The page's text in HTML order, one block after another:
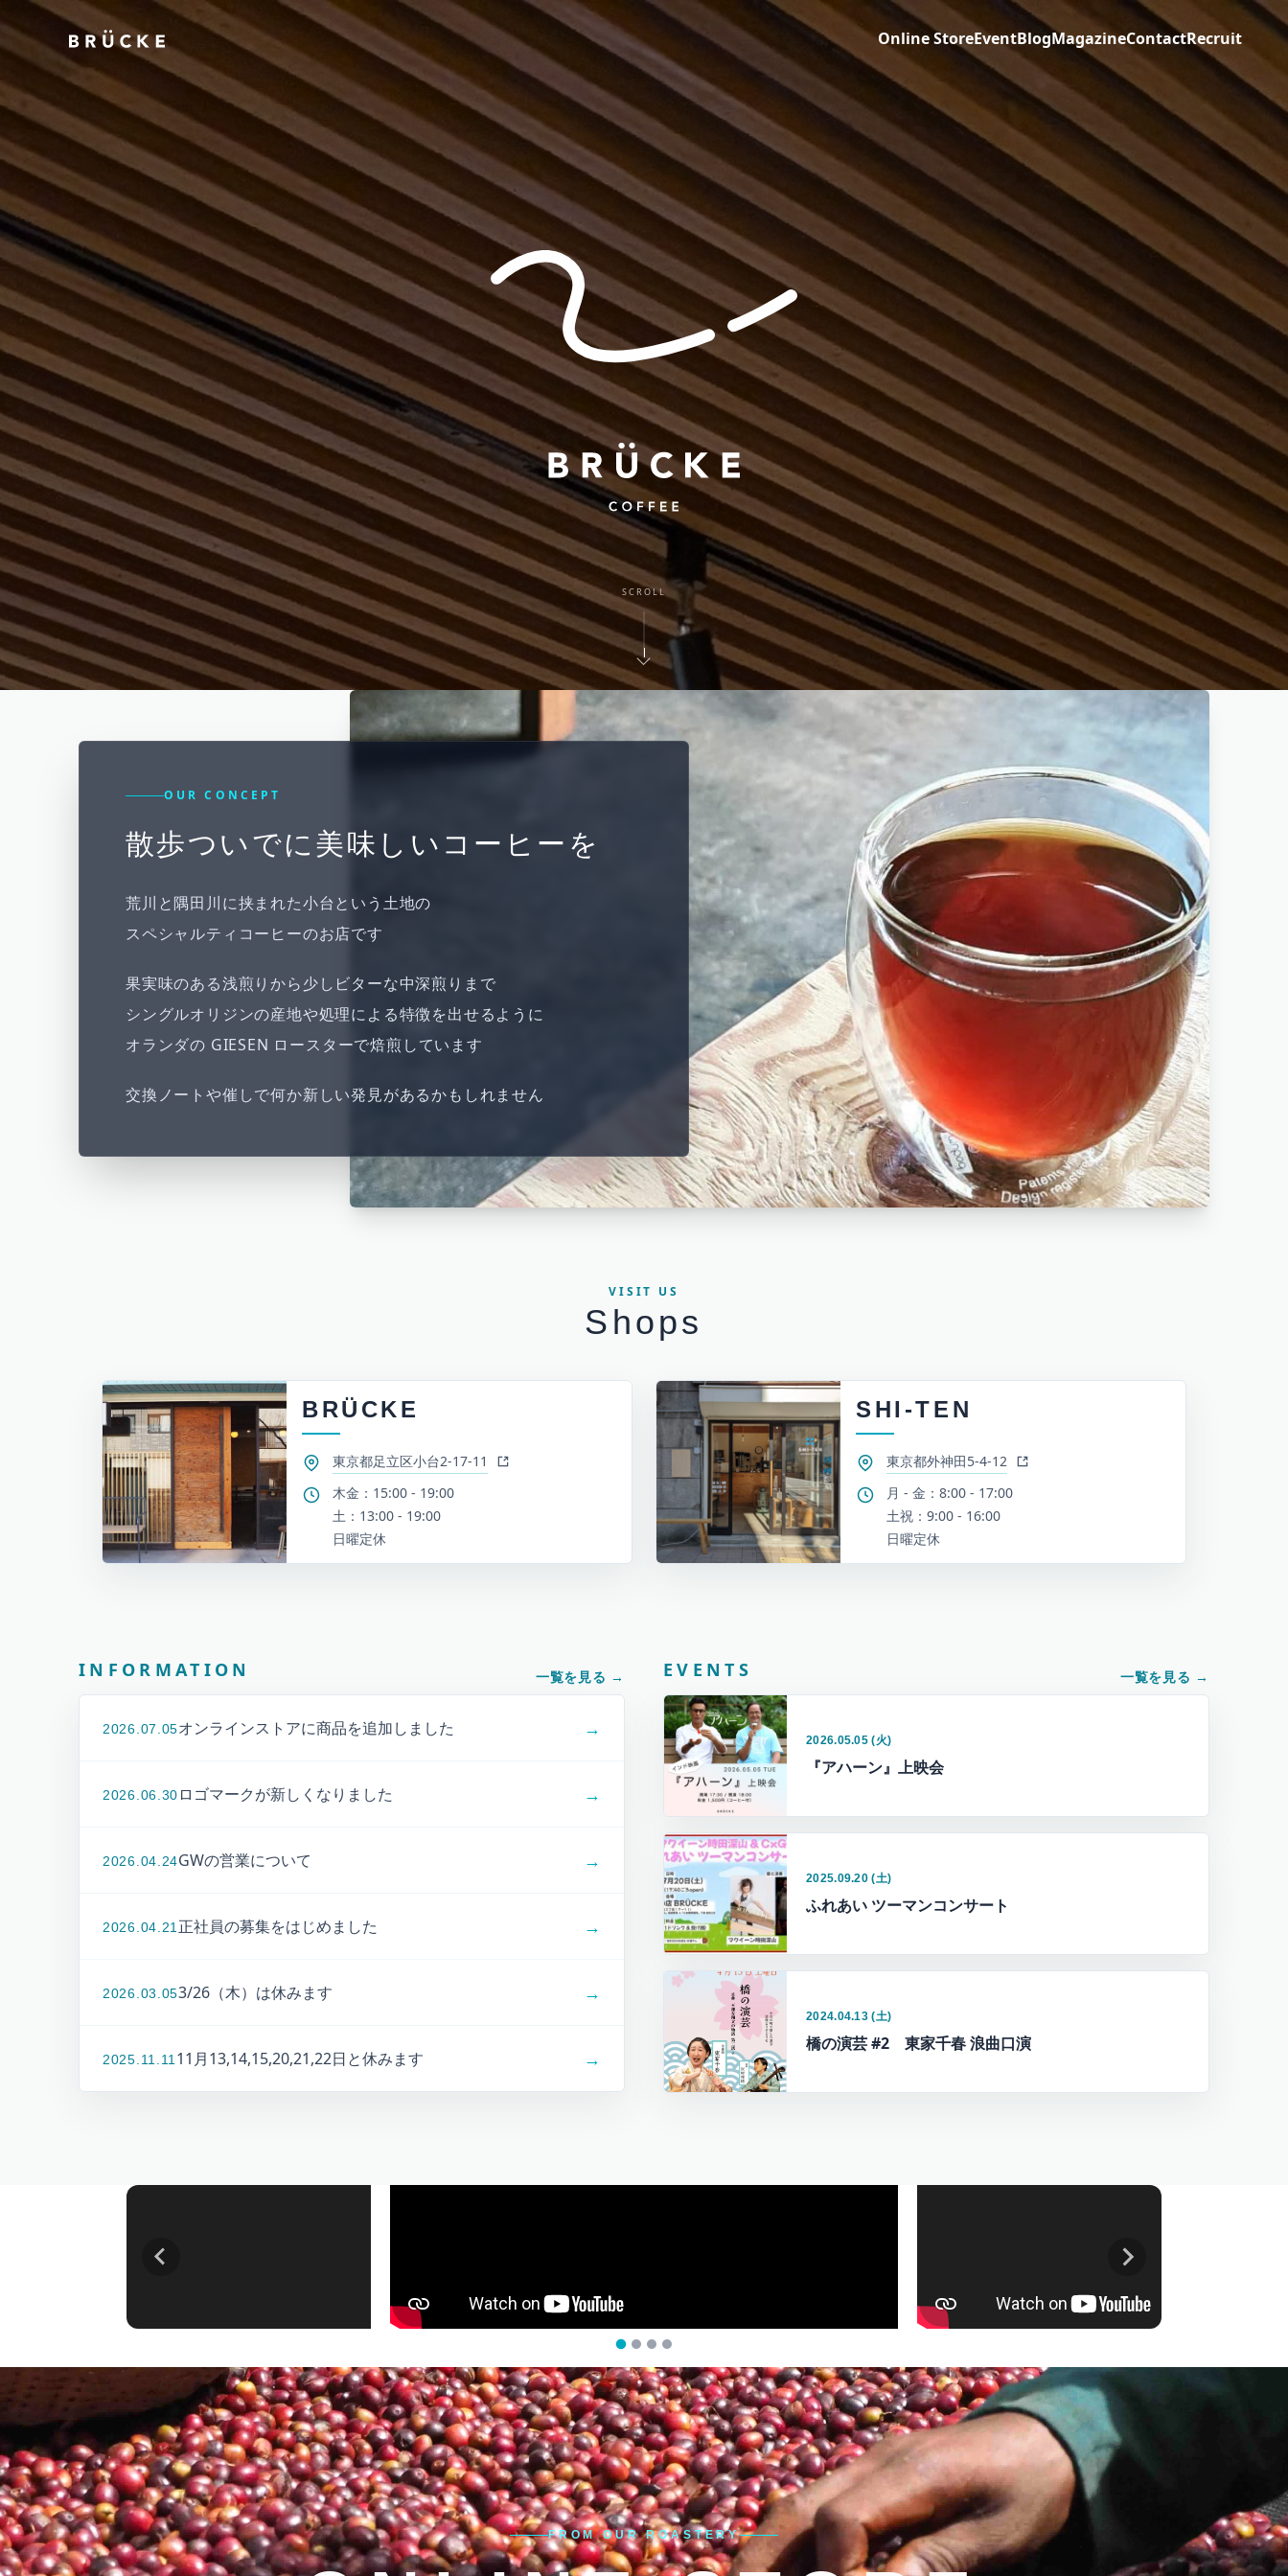
Online StoreEventBlogMagazineContactRecruit
SCROLL
OUR CONCEPT
散歩ついでに美味しいコーヒーを
荒川と隅田川に挟まれた小台という土地の
スペシャルティコーヒーのお店です
果実味のある浅煎りから少しビターな中深煎りまで
シングルオリジンの産地や処理による特徴を出せるように
オランダの GIESEN ロースターで焙煎しています
交換ノートや催しで何か新しい発見があるかもしれません
VISIT US
Shops
BRÜCKE
東京都足立区小台2-17-11
木金：15:00 - 19:00
土：13:00 - 19:00
日曜定休
SHI-TEN
東京都外神田5-4-12
月 - 金：8:00 - 17:00
土祝：9:00 - 16:00
日曜定休
お知らせとイベント情報
INFORMATION 一覧を見る →
2026.07.05オンラインストアに商品を追加しました →
2026.06.30 ロゴマークが新しくなりました →
2026.04.24GWの営業について →
2026.04.21 正社員の募集をはじめました →
2026.03.053/26（木）は休みます →
2025.11.11 11月13,14,15,20,21,22日と休みます →
EVENTS 一覧を見る →
2026.05.05 (火)
『アハーン』上映会
2025.09.20 (土)
ふれあい ツーマンコンサート
2024.04.13 (土)
橋の演芸 #2 東家千春 浪曲口演
FROM OUR ROASTERY